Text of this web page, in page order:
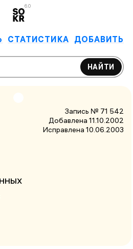
6.0
СТАТИСТИКА ДОБАВИТЬ
НАЙТИ
Запись № 71 542
Добавлена 11.10.2002
Исправлена 10.06.2003